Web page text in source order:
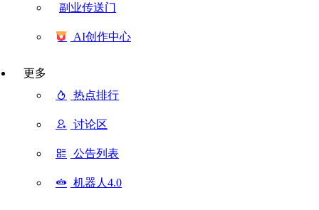
副业传送门
AI创作中心
更多
热点排行
讨论区
公告列表
机器人4.0